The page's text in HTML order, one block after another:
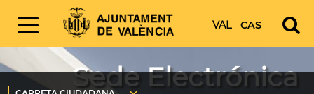
VAL CAS
Sede Electrónica